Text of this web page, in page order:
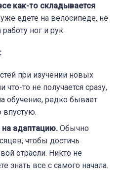
как-то складывается
едете на велосипеде, не
ног и рук.
при изучении новых
то не получается сразу,
обучение, редко бывает
впустую.
на адаптацию. Обычно
чтобы достичь
отрасли. Никто не
знать все с самого начала.